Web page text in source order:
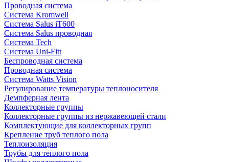
Проводная система
Система Kromwell
Система Salus iT600
Система Salus проводная
Система Tech
Система Uni-Fitt
Беспроводная система
Проводная система
Система Watts Vision
Регулирование температуры теплоносителя
Демпферная лента
Коллекторные группы
Коллекторные группы из нержавеющей стали
Комплектующие для коллекторных групп
Крепление труб теплого пола
Теплоизоляция
Трубы для теплого пола